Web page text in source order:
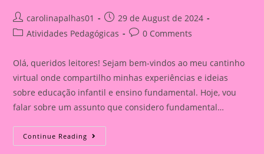
Post
author:
carolinapalhas01
Post
published:
29 de August de 2024
PostAtividades Pedagógicas
Post0 Comments
Olá, queridos leitores! Sejam bem-vindos ao meu cantinho
virtual onde compartilho minhas experiências e ideias
sobre educação infantil e ensino fundamental. Hoje, vou
falar sobre um assunto que considero fundamental…
Continue Reading Explorando
A